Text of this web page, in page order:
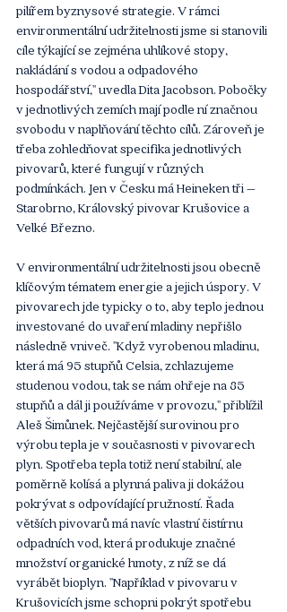
pilířem byznysové strategie. V rámci
environmentální udržitelnosti jsme si stanovili
cíle týkající se zejména uhlíkové stopy,
nakládání s vodou a odpadového
hospodářství," uvedla Dita Jacobson. Pobočky
v jednotlivých zemích mají podle ní značnou
svobodu v naplňování těchto cílů. Zároveň je
třeba zohledňovat specifika jednotlivých
pivovarů, které fungují v různých
podmínkách. Jen v Česku má Heineken tři –
Starobrno, Královský pivovar Krušovice a
Velké Březno.
V environmentální udržitelnosti jsou obecně
klíčovým tématem energie a jejich úspory. V
pivovarech jde typicky o to, aby teplo jednou
investované do uvaření mladiny nepřišlo
následně vniveč. "Když vyrobenou mladinu,
která má 95 stupňů Celsia, zchlazujeme
studenou vodou, tak se nám ohřeje na 85
stupňů a dál ji používáme v provozu," přiblížil
Aleš Šimůnek. Nejčastější surovinou pro
výrobu tepla je v současnosti v pivovarech
plyn. Spotřeba tepla totiž není stabilní, ale
poměrně kolísá a plynná paliva ji dokážou
pokrývat s odpovídající pružností. Řada
větších pivovarů má navíc vlastní čistírnu
odpadních vod, která produkuje značné
množství organické hmoty, z níž se dá
vyrábět bioplyn. "Například v pivovaru v
Krušovicích jsme schopni pokrýt spotřebu